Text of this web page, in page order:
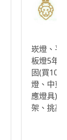
崁燈、平
板燈5年
固(買10
燈、中東
應燈具)
架、挑高